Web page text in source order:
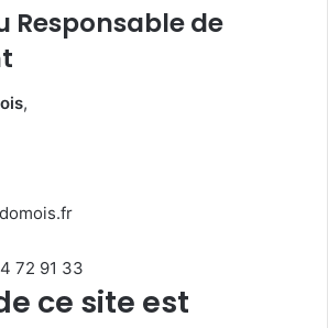
Responsable de
,
72 91 33
ce site est